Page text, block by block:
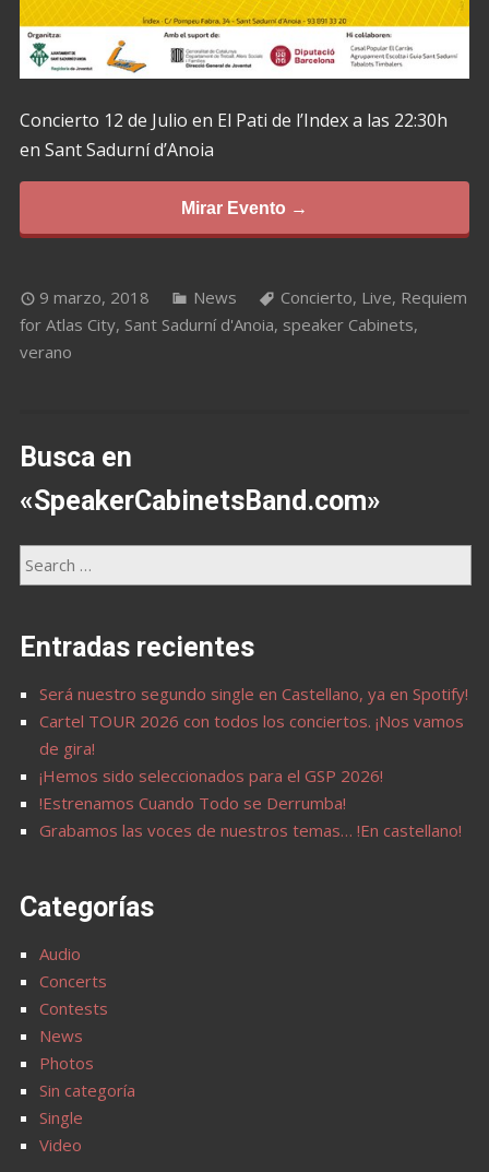
Concierto 12 de Julio en El Pati de l’Index a las 22:30h
en Sant Sadurní d’Anoia
Mirar Evento →
9 marzo, 2018 News Concierto, Live, Requiem
for Atlas City, Sant Sadurní d'Anoia, speaker Cabinets,
verano
Busca en
«SpeakerCabinetsBand.com»
Entradas recientes
Será nuestro segundo single en Castellano, ya en Spotify!
Cartel TOUR 2026 con todos los conciertos. ¡Nos vamos
de gira!
¡Hemos sido seleccionados para el GSP 2026!
!Estrenamos Cuando Todo se Derrumba!
Grabamos las voces de nuestros temas… !En castellano!
Categorías
Audio
Concerts
Contests
News
Photos
Sin categoría
Single
Video